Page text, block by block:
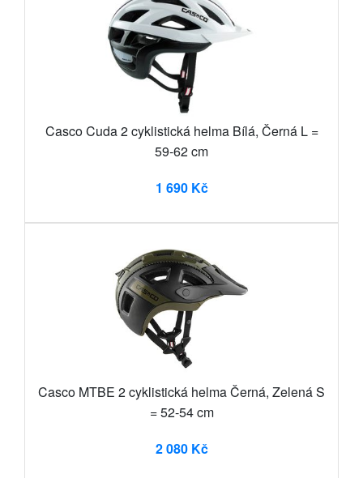
Casco Cuda 2 cyklistická helma Bílá, Černá L =
59-62 cm
1 690 Kč
Casco MTBE 2 cyklistická helma Černá, Zelená S
= 52-54 cm
2 080 Kč